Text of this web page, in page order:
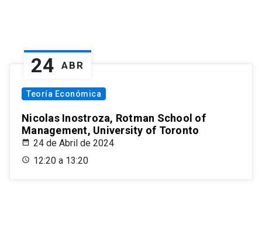
24 ABR
Teoría Económica
Nicolas Inostroza, Rotman School of
Management, University of Toronto
24 de Abril de 2024
12:20 a 13:20